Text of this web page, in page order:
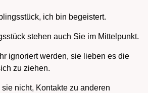
ich bin begeistert.
stehen auch Sie im Mittelpunkt.
ignoriert werden, sie lieben es die
zu ziehen.
nicht, Kontakte zu anderen